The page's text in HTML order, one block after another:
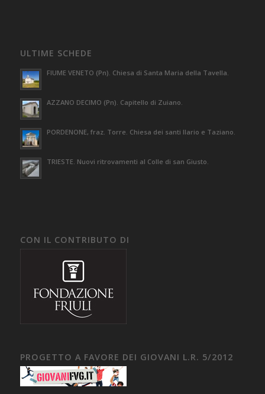
ULTIME SCHEDE
FIUME VENETO (Pn). Chiesa di Santa Maria della Tavella.
AZZANO DECIMO (Pn). Capitello di Zuiano.
PORDENONE, fraz. Torre. Chiesa dei santi Ilario e Taziano.
TRIESTE. Nuovi ritrovamenti al Colle di san Giusto.
CON IL CONTRIBUTO DI
PROGETTO A FAVORE DEI GIOVANI L.R. 5/2012